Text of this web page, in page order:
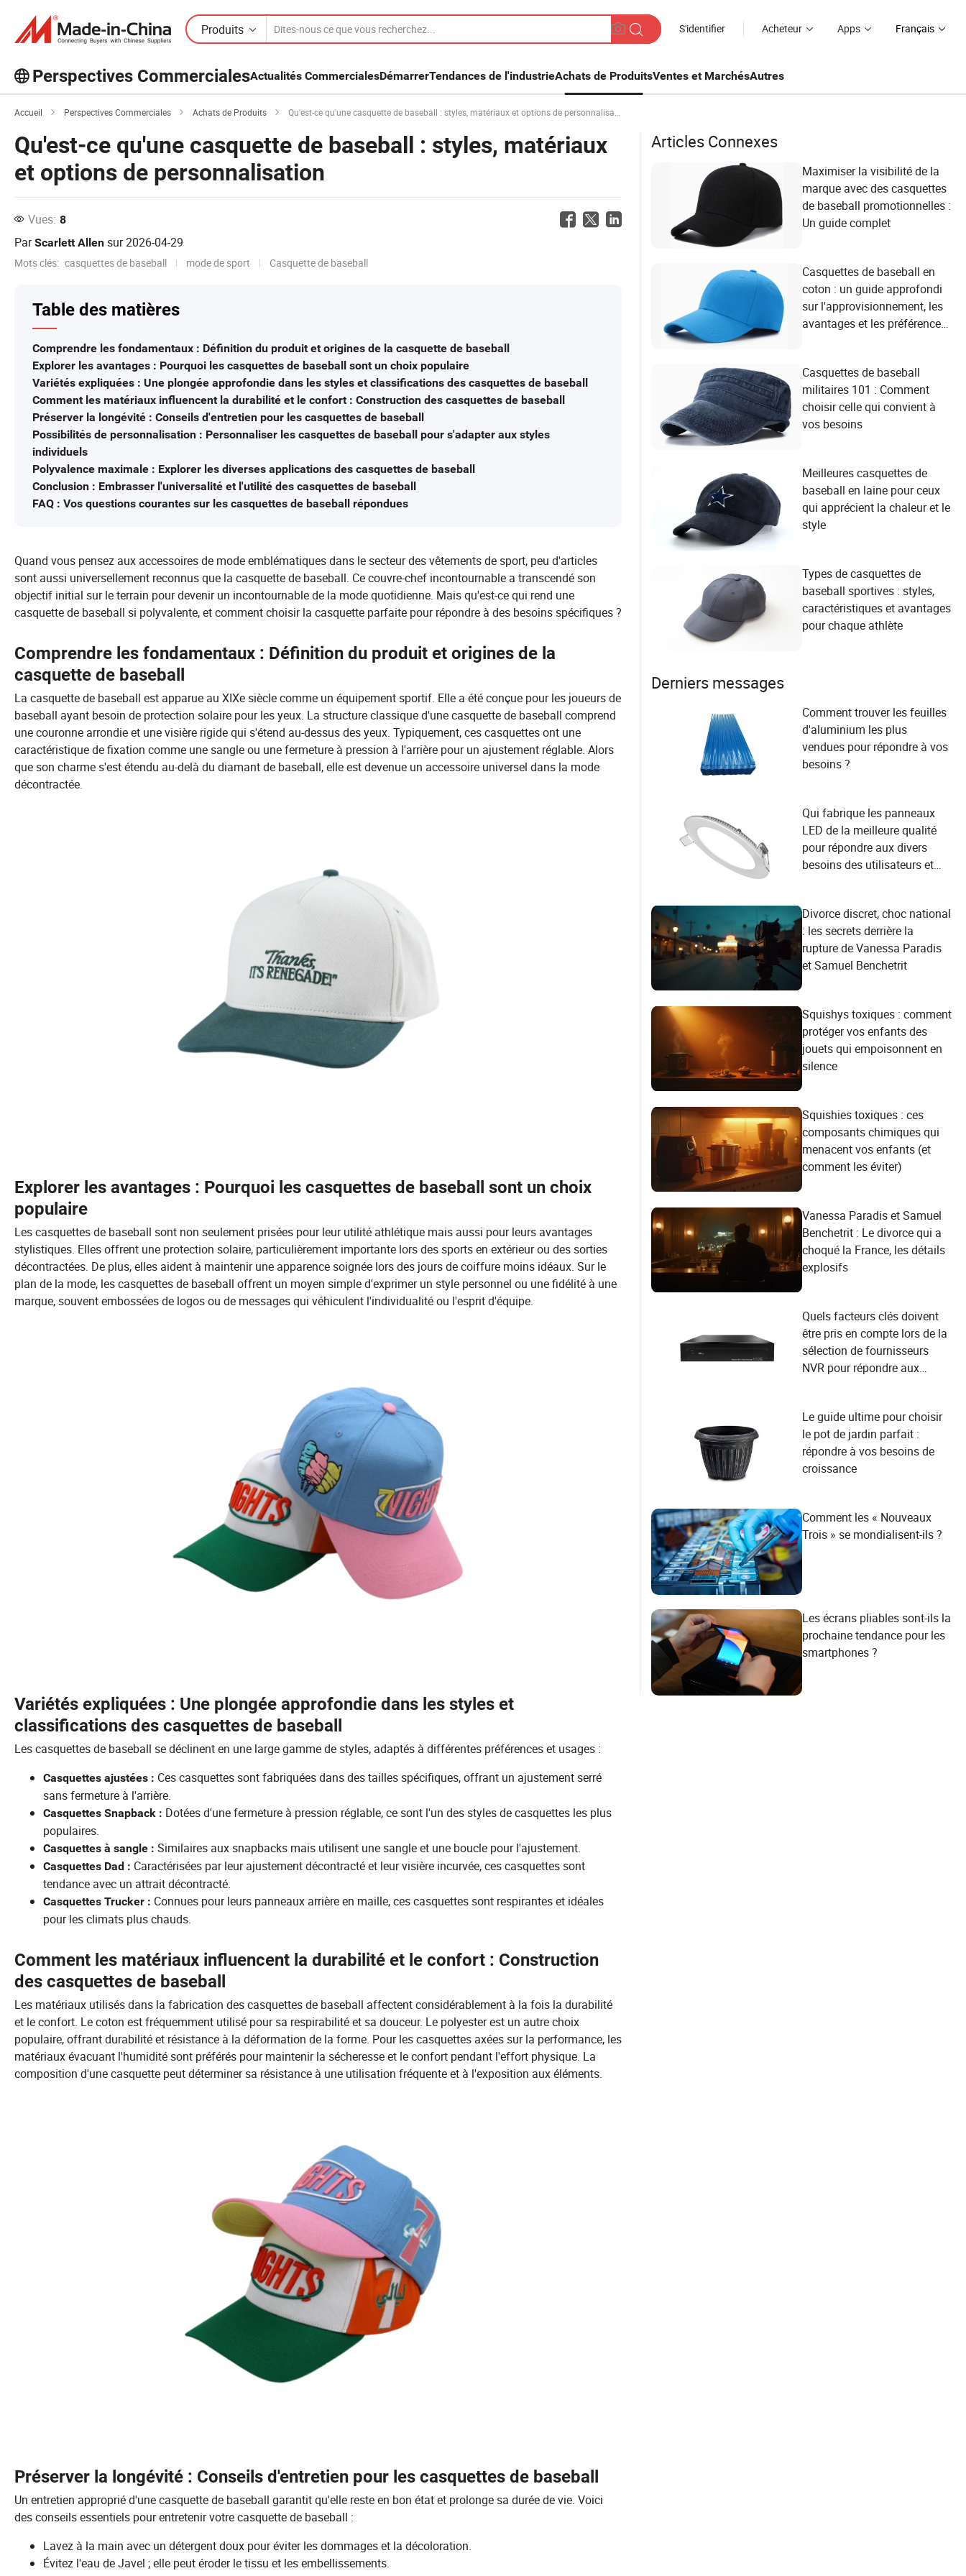
Produits S'identifier Acheteur Apps Français
Perspectives CommercialesActualités CommercialesDémarrerTendances de l'industrieAchats de ProduitsVentes et MarchésAutres
Découvrez d'autres articles populaires
Voir Plus
Accueil Perspectives Commerciales Achats de Produits Qu'est-ce qu'une casquette de baseball : styles, matériaux et options de personnalisation
Qu'est-ce qu'une casquette de baseball : styles, matériaux
et options de personnalisation
Vues: 8
ParScarlett Allen sur2026-04-29
Mots clés: casquettes de baseball mode de sport Casquette de baseball
Table des matières
Comprendre les fondamentaux : Définition du produit et origines de la casquette de baseball
Explorer les avantages : Pourquoi les casquettes de baseball sont un choix populaire
Variétés expliquées : Une plongée approfondie dans les styles et classifications des casquettes de baseball
Comment les matériaux influencent la durabilité et le confort : Construction des casquettes de baseball
Préserver la longévité : Conseils d'entretien pour les casquettes de baseball
Possibilités de personnalisation : Personnaliser les casquettes de baseball pour s'adapter aux styles
individuels
Polyvalence maximale : Explorer les diverses applications des casquettes de baseball
Conclusion : Embrasser l'universalité et l'utilité des casquettes de baseball
FAQ : Vos questions courantes sur les casquettes de baseball répondues
Quand vous pensez aux accessoires de mode emblématiques dans le secteur des vêtements de sport, peu d'articles
sont aussi universellement reconnus que la casquette de baseball. Ce couvre-chef incontournable a transcendé son
objectif initial sur le terrain pour devenir un incontournable de la mode quotidienne. Mais qu'est-ce qui rend une
casquette de baseball si polyvalente, et comment choisir la casquette parfaite pour répondre à des besoins spécifiques ?
Comprendre les fondamentaux : Définition du produit et origines de la
casquette de baseball
La casquette de baseball est apparue au XIXe siècle comme un équipement sportif. Elle a été conçue pour les joueurs de
baseball ayant besoin de protection solaire pour les yeux. La structure classique d'une casquette de baseball comprend
une couronne arrondie et une visière rigide qui s'étend au-dessus des yeux. Typiquement, ces casquettes ont une
caractéristique de fixation comme une sangle ou une fermeture à pression à l'arrière pour un ajustement réglable. Alors
que son charme s'est étendu au-delà du diamant de baseball, elle est devenue un accessoire universel dans la mode
décontractée.
Explorer les avantages : Pourquoi les casquettes de baseball sont un choix
populaire
Les casquettes de baseball sont non seulement prisées pour leur utilité athlétique mais aussi pour leurs avantages
stylistiques. Elles offrent une protection solaire, particulièrement importante lors des sports en extérieur ou des sorties
décontractées. De plus, elles aident à maintenir une apparence soignée lors des jours de coiffure moins idéaux. Sur le
plan de la mode, les casquettes de baseball offrent un moyen simple d'exprimer un style personnel ou une fidélité à une
marque, souvent embossées de logos ou de messages qui véhiculent l'individualité ou l'esprit d'équipe.
Variétés expliquées : Une plongée approfondie dans les styles et
classifications des casquettes de baseball
Les casquettes de baseball se déclinent en une large gamme de styles, adaptés à différentes préférences et usages :
Casquettes ajustées : Ces casquettes sont fabriquées dans des tailles spécifiques, offrant un ajustement serré
sans fermeture à l'arrière.
Casquettes Snapback : Dotées d'une fermeture à pression réglable, ce sont l'un des styles de casquettes les plus
populaires.
Casquettes à sangle : Similaires aux snapbacks mais utilisent une sangle et une boucle pour l'ajustement.
Casquettes Dad : Caractérisées par leur ajustement décontracté et leur visière incurvée, ces casquettes sont
tendance avec un attrait décontracté.
Casquettes Trucker : Connues pour leurs panneaux arrière en maille, ces casquettes sont respirantes et idéales
pour les climats plus chauds.
Comment les matériaux influencent la durabilité et le confort : Construction
des casquettes de baseball
Les matériaux utilisés dans la fabrication des casquettes de baseball affectent considérablement à la fois la durabilité
et le confort. Le coton est fréquemment utilisé pour sa respirabilité et sa douceur. Le polyester est un autre choix
populaire, offrant durabilité et résistance à la déformation de la forme. Pour les casquettes axées sur la performance, les
matériaux évacuant l'humidité sont préférés pour maintenir la sécheresse et le confort pendant l'effort physique. La
composition d'une casquette peut déterminer sa résistance à une utilisation fréquente et à l'exposition aux éléments.
Préserver la longévité : Conseils d'entretien pour les casquettes de baseball
Un entretien approprié d'une casquette de baseball garantit qu'elle reste en bon état et prolonge sa durée de vie. Voici
des conseils essentiels pour entretenir votre casquette de baseball :
Lavez à la main avec un détergent doux pour éviter les dommages et la décoloration.
Évitez l'eau de Javel ; elle peut éroder le tissu et les embellissements.
Articles Connexes
Maximiser la visibilité de la
marque avec des casquettes
de baseball promotionnelles :
Un guide complet
Casquettes de baseball en
coton : un guide approfondi
sur l'approvisionnement, les
avantages et les préférences
Casquettes de baseball
militaires 101 : Comment
choisir celle qui convient à
vos besoins
Meilleures casquettes de
baseball en laine pour ceux
qui apprécient la chaleur et le
style
Types de casquettes de
baseball sportives : styles,
caractéristiques et avantages
pour chaque athlète
Derniers messages
Comment trouver les feuilles
d'aluminium les plus
vendues pour répondre à vos
besoins ?
Qui fabrique les panneaux
LED de la meilleure qualité
pour répondre aux divers
besoins des utilisateurs et
Divorce discret, choc national
: les secrets derrière la
rupture de Vanessa Paradis
et Samuel Benchetrit
Squishys toxiques : comment
protéger vos enfants des
jouets qui empoisonnent en
silence
Squishies toxiques : ces
composants chimiques qui
menacent vos enfants (et
comment les éviter)
Vanessa Paradis et Samuel
Benchetrit : Le divorce qui a
choqué la France, les détails
explosifs
Quels facteurs clés doivent
être pris en compte lors de la
sélection de fournisseurs
NVR pour répondre aux
Le guide ultime pour choisir
le pot de jardin parfait :
répondre à vos besoins de
croissance
Comment les « Nouveaux
Trois » se mondialisent-ils ?
Les écrans pliables sont-ils la
prochaine tendance pour les
smartphones ?